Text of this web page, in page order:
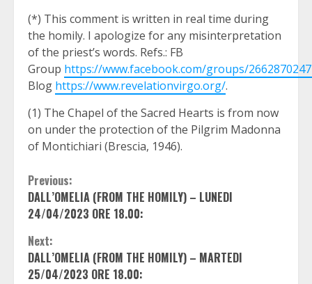
(*) This comment is written in real time during
the homily. I apologize for any misinterpretation
of the priest’s words. Refs.: FB
Group https://www.facebook.com/groups/
Blog https://www.revelationvirgo.org/.
(1) The Chapel of the Sacred Hearts is from now
on under the protection of the Pilgrim Madonna
of Montichiari (Brescia, 1946).
Continue
Reading
Previous:
DALL’OMELIA (FROM THE HOMILY) – LUNEDI
24/04/2023 ORE 18.00:
Next:
DALL’OMELIA (FROM THE HOMILY) – MARTEDI
25/04/2023 ORE 18.00: